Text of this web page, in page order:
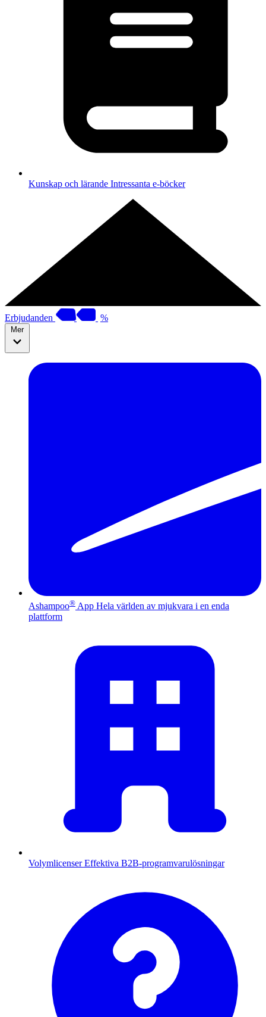
Kunskap och lärande Intressanta e-böcker
Erbjudanden %
Mer
Ashampoo® App Hela världen av mjukvara i en enda
plattform
Volymlicenser Effektiva B2B-programvarulösningar